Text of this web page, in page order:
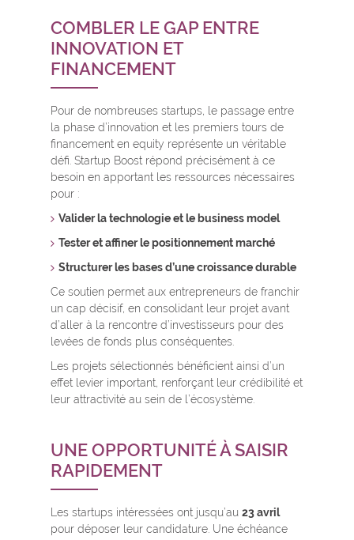
COMBLER LE GAP ENTRE
INNOVATION ET
FINANCEMENT
Pour de nombreuses startups, le passage entre
la phase d’innovation et les premiers tours de
financement en equity représente un véritable
défi. Startup Boost répond précisément à ce
besoin en apportant les ressources nécessaires
pour :
Valider la technologie et le business model
Tester et affiner le positionnement marché
Structurer les bases d’une croissance durable
Ce soutien permet aux entrepreneurs de franchir
un cap décisif, en consolidant leur projet avant
d’aller à la rencontre d’investisseurs pour des
levées de fonds plus conséquentes.
Les projets sélectionnés bénéficient ainsi d’un
effet levier important, renforçant leur crédibilité et
leur attractivité au sein de l’écosystème.
UNE OPPORTUNITÉ À SAISIR
RAPIDEMENT
Les startups intéressées ont jusqu’au 23 avril
pour déposer leur candidature. Une échéance